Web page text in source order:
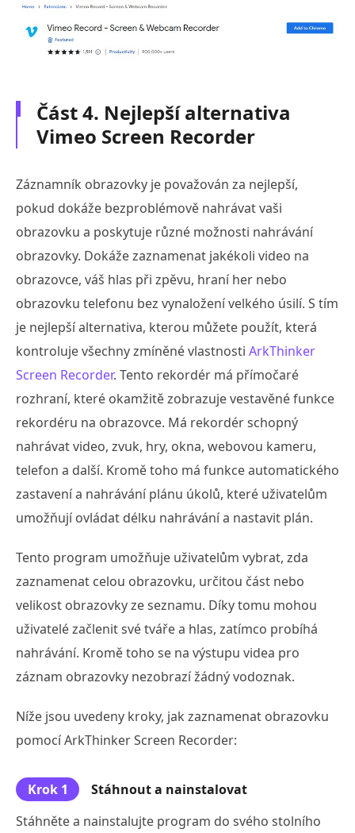
Část 4. Nejlepší alternativa
Vimeo Screen Recorder
Záznamník obrazovky je považován za nejlepší,
pokud dokáže bezproblémově nahrávat vaši
obrazovku a poskytuje různé možnosti nahrávání
obrazovky. Dokáže zaznamenat jakékoli video na
obrazovce, váš hlas při zpěvu, hraní her nebo
obrazovku telefonu bez vynaložení velkého úsilí. S tím
je nejlepší alternativa, kterou můžete použít, která
kontroluje všechny zmíněné vlastnosti ArkThinker
Screen Recorder. Tento rekordér má přímočaré
rozhraní, které okamžitě zobrazuje vestavěné funkce
rekordéru na obrazovce. Má rekordér schopný
nahrávat video, zvuk, hry, okna, webovou kameru,
telefon a další. Kromě toho má funkce automatického
zastavení a nahrávání plánu úkolů, které uživatelům
umožňují ovládat délku nahrávání a nastavit plán.
Tento program umožňuje uživatelům vybrat, zda
zaznamenat celou obrazovku, určitou část nebo
velikost obrazovky ze seznamu. Díky tomu mohou
uživatelé začlenit své tváře a hlas, zatímco probíhá
nahrávání. Kromě toho se na výstupu videa pro
záznam obrazovky nezobrazí žádný vodoznak.
Níže jsou uvedeny kroky, jak zaznamenat obrazovku
pomocí ArkThinker Screen Recorder:
Krok 1
Stáhnout a nainstalovat
Stáhněte a nainstalujte program do svého stolního